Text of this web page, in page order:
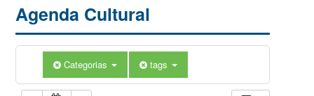
Agenda Cultural
Categorias tags